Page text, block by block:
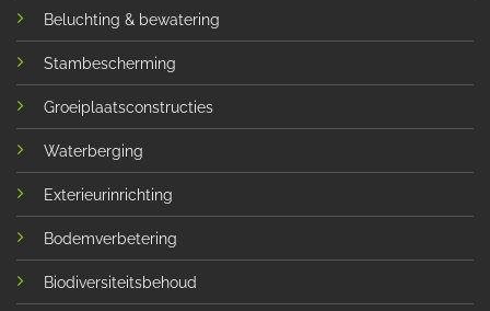
Beluchting & bewatering
Stambescherming
Groeiplaatsconstructies
Waterberging
Exterieurinrichting
Bodemverbetering
Biodiversiteitsbehoud